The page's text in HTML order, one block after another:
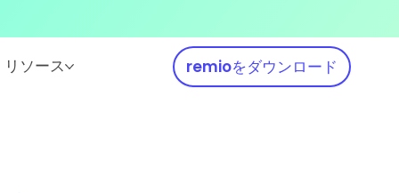
リソース remioをダウンロード